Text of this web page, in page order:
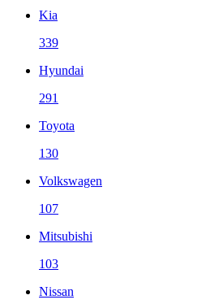
Kia
339
Hyundai
291
Toyota
130
Volkswagen
107
Mitsubishi
103
Nissan